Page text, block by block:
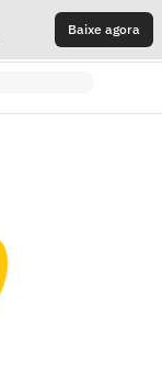
Baixe agora